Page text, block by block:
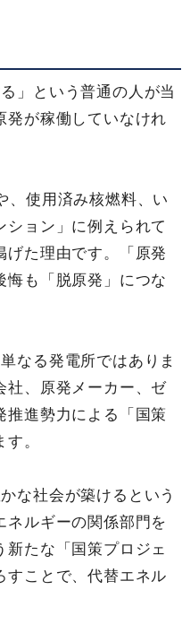
」という普通の人が当
発が稼働していなけれ
、使用済み核燃料、い
ョン」に例えられて
げた理由です。「原発
悔も「脱原発」につな
なる発電所ではありま
社、原発メーカー、ゼ
推進勢力による「国策
。
な社会が築けるという
ネルギーの関係部門を
たな「国策プロジェ
すことで、代替エネル